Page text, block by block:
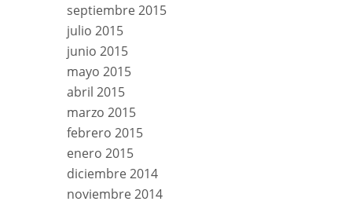
septiembre 2015
julio 2015
junio 2015
mayo 2015
abril 2015
marzo 2015
febrero 2015
enero 2015
diciembre 2014
noviembre 2014